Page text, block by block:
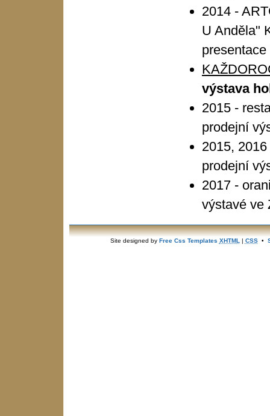
2014 -
U Anděla"
presentace
výstava
2015 -
prodejní
2015,
prodejní
2017 -
výstavé ve
Site designed by Free Css Templates XHTML | CSS•